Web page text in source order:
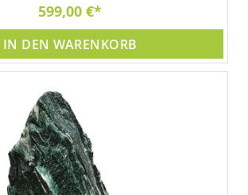
599,00 €
IN DEN WARENKORB